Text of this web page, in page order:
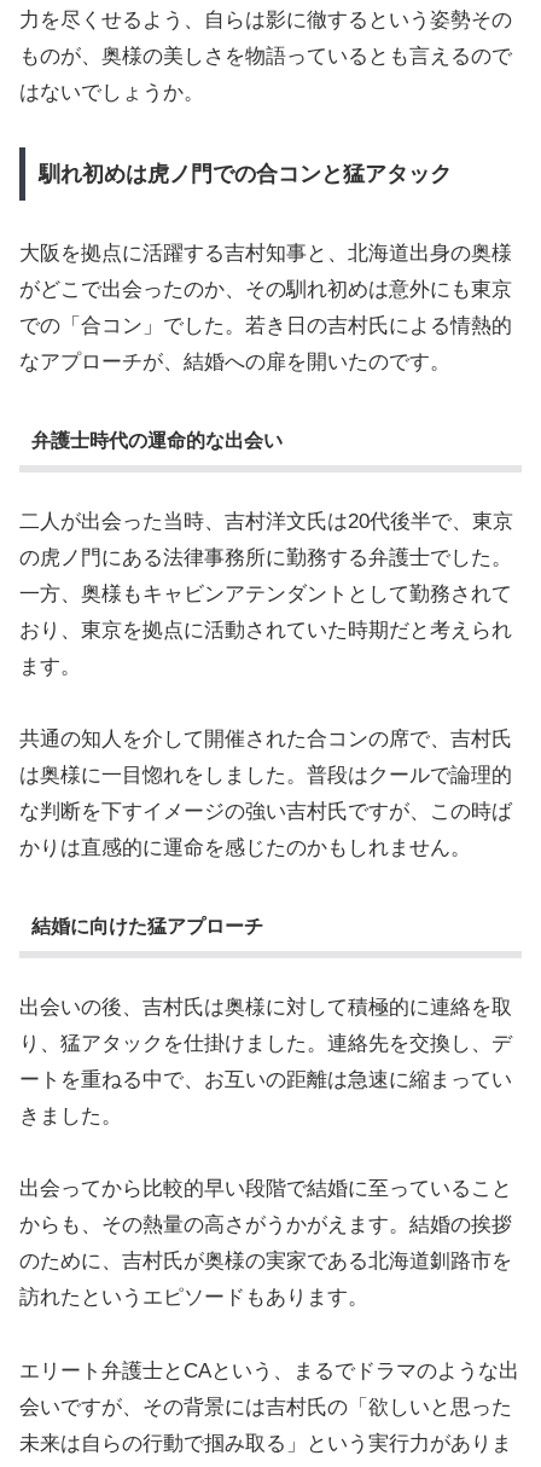
力を尽くせるよう、自らは影に徹するという姿勢その
ものが、奥様の美しさを物語っているとも言えるので
はないでしょうか。
馴れ初めは虎ノ門での合コンと猛アタック
大阪を拠点に活躍する吉村知事と、北海道出身の奥様
がどこで出会ったのか、その馴れ初めは意外にも東京
での「合コン」でした。若き日の吉村氏による情熱的
なアプローチが、結婚への扉を開いたのです。
弁護士時代の運命的な出会い
二人が出会った当時、吉村洋文氏は20代後半で、東京
の虎ノ門にある法律事務所に勤務する弁護士でした。
一方、奥様もキャビンアテンダントとして勤務されて
おり、東京を拠点に活動されていた時期だと考えられ
ます。
共通の知人を介して開催された合コンの席で、吉村氏
は奥様に一目惚れをしました。普段はクールで論理的
な判断を下すイメージの強い吉村氏ですが、この時ば
かりは直感的に運命を感じたのかもしれません。
結婚に向けた猛アプローチ
出会いの後、吉村氏は奥様に対して積極的に連絡を取
り、猛アタックを仕掛けました。連絡先を交換し、デ
ートを重ねる中で、お互いの距離は急速に縮まってい
きました。
出会ってから比較的早い段階で結婚に至っていること
からも、その熱量の高さがうかがえます。結婚の挨拶
のために、吉村氏が奥様の実家である北海道釧路市を
訪れたというエピソードもあります。
エリート弁護士とCAという、まるでドラマのような出
会いですが、その背景には吉村氏の「欲しいと思った
未来は自らの行動で掴み取る」という実行力がありま